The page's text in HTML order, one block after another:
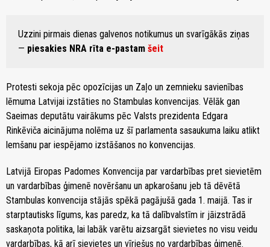
Uzzini pirmais dienas galvenos notikumus un svarīgākās ziņas
— piesakies NRA rīta e-pastam šeit
Protesti sekoja pēc opozīcijas un Zaļo un zemnieku savienības
lēmuma Latvijai izstāties no Stambulas konvencijas. Vēlāk gan
Saeimas deputātu vairākums pēc Valsts prezidenta Edgara
Rinkēviča aicinājuma nolēma uz šī parlamenta sasaukuma laiku atlikt
lemšanu par iespējamo izstāšanos no konvencijas.
Latvijā Eiropas Padomes Konvencija par vardarbības pret sievietēm
un vardarbības ģimenē novēršanu un apkarošanu jeb tā dēvētā
Stambulas konvencija stājās spēkā pagājušā gada 1. maijā. Tas ir
starptautisks līgums, kas paredz, ka tā dalībvalstīm ir jāizstrādā
saskaņota politika, lai labāk varētu aizsargāt sievietes no visu veidu
vardarbības, kā arī sievietes un vīriešus no vardarbības ģimenē.